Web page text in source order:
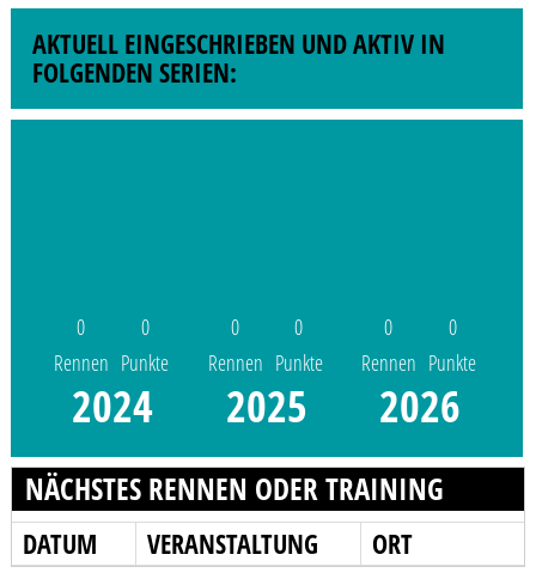
AKTUELL EINGESCHRIEBEN UND AKTIV IN
FOLGENDEN SERIEN:
0
Rennen
0
Punkte
2024
0
Rennen
0
Punkte
2025
0
Rennen
0
Punkte
2026
NÄCHSTES RENNEN ODER TRAINING
DATUM VERANSTALTUNG ORT